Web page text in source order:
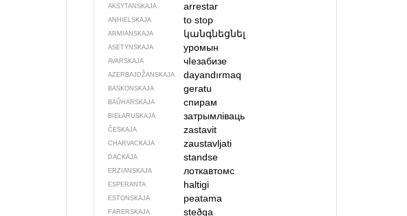
AKSYTANSKAJA arrestar
ANHIELSKAJA to stop
ARMIANSKAJA կանգնեցնել
ASETYNSKAJA уромын
AVARSKAJA чIезабизе
AZERBAJDŽAN­SKAJA dayandırmaq
BASKONSKAJA geratu
BAŬHARSKAJA спирам
BIEŁARUSKAJA затрымліваць
ČESKAJA zastavit
CHARVACKAJA zaustavljati
DACKAJA standse
ERZIANSKAJA лоткавтомс
ESPERANTA haltigi
ESTONSKAJA peatama
FARERSKAJA steðga